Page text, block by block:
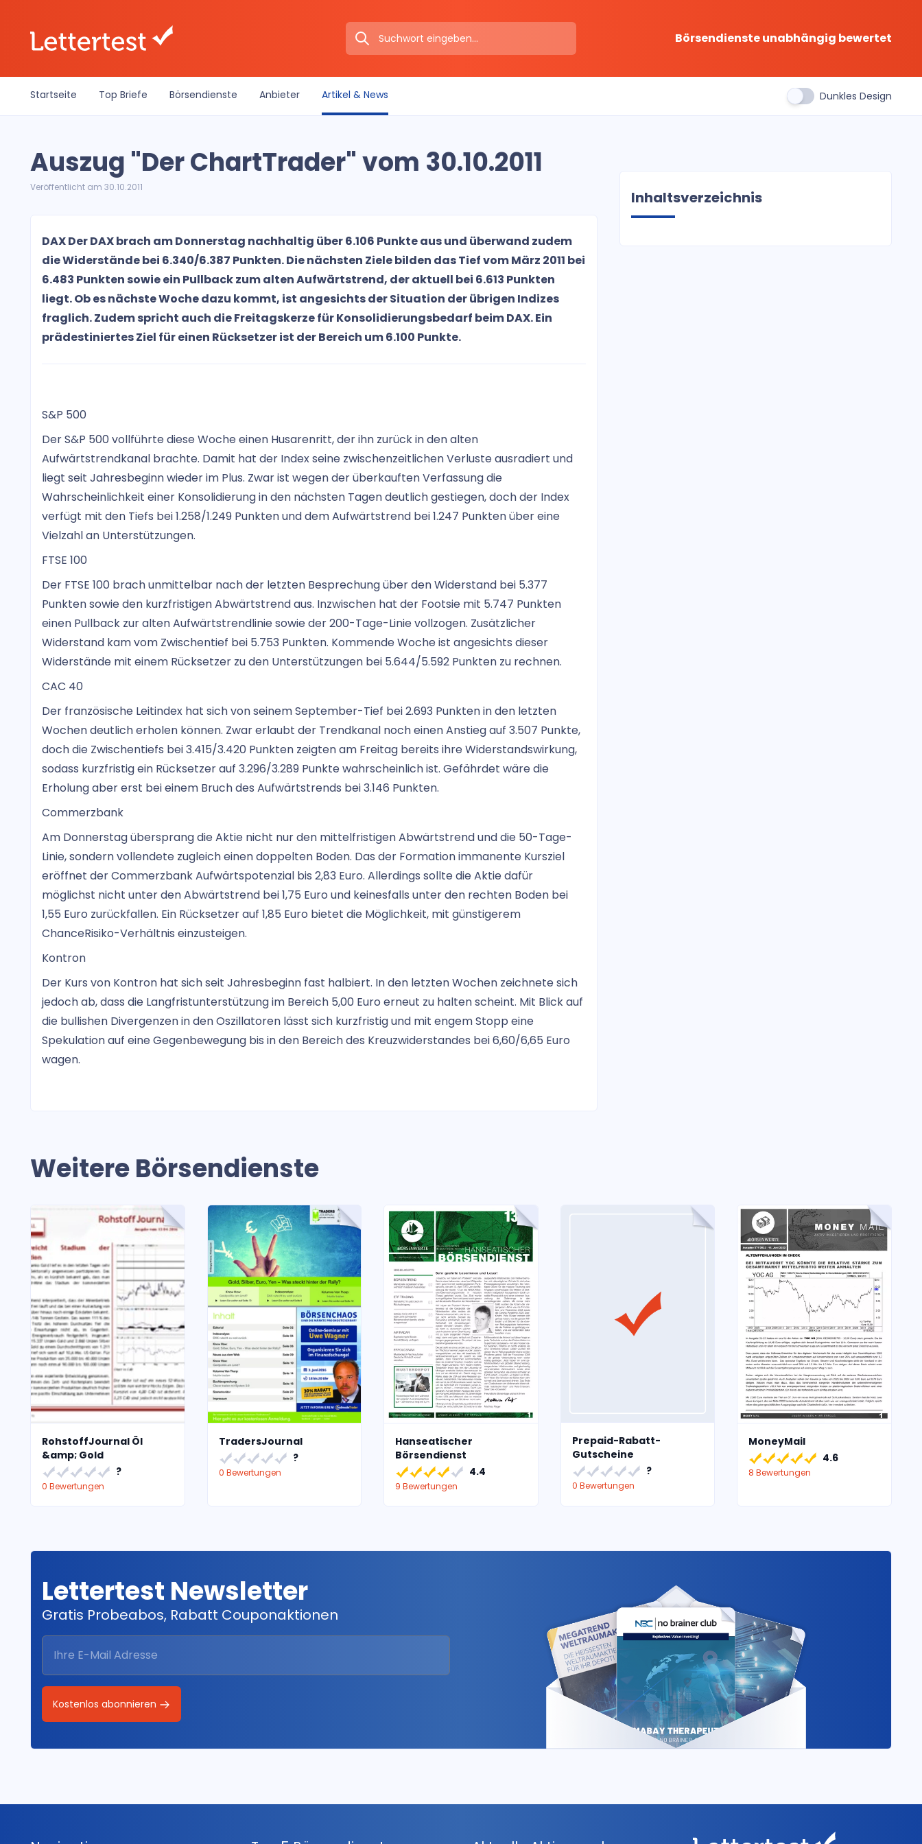
Börsendienste unabhängig bewertet
Startseite Top Briefe Börsendienste Anbieter Artikel & News Dunkles Design
Auszug "Der ChartTrader" vom 30.10.2011
Veröffentlicht am 30.10.2011
DAX Der DAX brach am Donnerstag nachhaltig über 6.106 Punkte aus und überwand zudem
die Widerstände bei 6.340/6.387 Punkten. Die nächsten Ziele bilden das Tief vom März 2011 bei
6.483 Punkten sowie ein Pullback zum alten Aufwärtstrend, der aktuell bei 6.613 Punkten
liegt. Ob es nächste Woche dazu kommt, ist angesichts der Situation der übrigen Indizes
fraglich. Zudem spricht auch die Freitagskerze für Konsolidierungsbedarf beim DAX. Ein
prädestiniertes Ziel für einen Rücksetzer ist der Bereich um 6.100 Punkte.
S&P 500
Der S&P 500 vollführte diese Woche einen Husarenritt, der ihn zurück in den alten
Aufwärtstrendkanal brachte. Damit hat der Index seine zwischenzeitlichen Verluste ausradiert und
liegt seit Jahresbeginn wieder im Plus. Zwar ist wegen der überkauften Verfassung die
Wahrscheinlichkeit einer Konsolidierung in den nächsten Tagen deutlich gestiegen, doch der Index
verfügt mit den Tiefs bei 1.258/1.249 Punkten und dem Aufwärtstrend bei 1.247 Punkten über eine
Vielzahl an Unterstützungen.
FTSE 100
Der FTSE 100 brach unmittelbar nach der letzten Besprechung über den Widerstand bei 5.377
Punkten sowie den kurzfristigen Abwärtstrend aus. Inzwischen hat der Footsie mit 5.747 Punkten
einen Pullback zur alten Aufwärtstrendlinie sowie der 200-Tage-Linie vollzogen. Zusätzlicher
Widerstand kam vom Zwischentief bei 5.753 Punkten. Kommende Woche ist angesichts dieser
Widerstände mit einem Rücksetzer zu den Unterstützungen bei 5.644/5.592 Punkten zu rechnen.
CAC 40
Der französische Leitindex hat sich von seinem September-Tief bei 2.693 Punkten in den letzten
Wochen deutlich erholen können. Zwar erlaubt der Trendkanal noch einen Anstieg auf 3.507 Punkte,
doch die Zwischentiefs bei 3.415/3.420 Punkten zeigten am Freitag bereits ihre Widerstandswirkung,
sodass kurzfristig ein Rücksetzer auf 3.296/3.289 Punkte wahrscheinlich ist. Gefährdet wäre die
Erholung aber erst bei einem Bruch des Aufwärtstrends bei 3.146 Punkten.
Commerzbank
Am Donnerstag übersprang die Aktie nicht nur den mittelfristigen Abwärtstrend und die 50-Tage-
Linie, sondern vollendete zugleich einen doppelten Boden. Das der Formation immanente Kursziel
eröffnet der Commerzbank Aufwärtspotenzial bis 2,83 Euro. Allerdings sollte die Aktie dafür
möglichst nicht unter den Abwärtstrend bei 1,75 Euro und keinesfalls unter den rechten Boden bei
1,55 Euro zurückfallen. Ein Rücksetzer auf 1,85 Euro bietet die Möglichkeit, mit günstigerem
ChanceRisiko-Verhältnis einzusteigen.
Kontron
Der Kurs von Kontron hat sich seit Jahresbeginn fast halbiert. In den letzten Wochen zeichnete sich
jedoch ab, dass die Langfristunterstützung im Bereich 5,00 Euro erneut zu halten scheint. Mit Blick auf
die bullishen Divergenzen in den Oszillatoren lässt sich kurzfristig und mit engem Stopp eine
Spekulation auf eine Gegenbewegung bis in den Bereich des Kreuzwiderstandes bei 6,60/6,65 Euro
wagen.
Inhaltsverzeichnis
Weitere Börsendienste
RohstoffJournal Öl
&amp; Gold
?
0 Bewertungen
TradersJournal
?
0 Bewertungen
Hanseatischer
Börsendienst
4.4
9 Bewertungen
Prepaid-Rabatt-
Gutscheine
?
0 Bewertungen
MoneyMail
4.6
8 Bewertungen
Lettertest Newsletter
Gratis Probeabos, Rabatt Couponaktionen
Kostenlos abonnieren